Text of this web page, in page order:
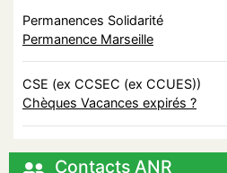
Permanences Solidarité
Permanence Marseille
CSE (ex CCSEC (ex CCUES))
Chèques Vacances expirés ?
Contacts ANR